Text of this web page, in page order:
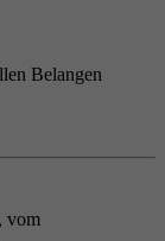
Belangen
vom